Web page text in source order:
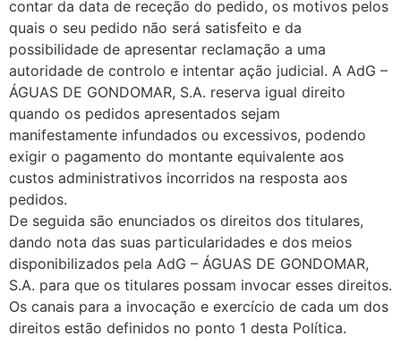
contar da data de receção do pedido, os motivos pelos
quais o seu pedido não será satisfeito e da
possibilidade de apresentar reclamação a uma
autoridade de controlo e intentar ação judicial. A AdG –
ÁGUAS DE GONDOMAR, S.A. reserva igual direito
quando os pedidos apresentados sejam
manifestamente infundados ou excessivos, podendo
exigir o pagamento do montante equivalente aos
custos administrativos incorridos na resposta aos
pedidos.
De seguida são enunciados os direitos dos titulares,
dando nota das suas particularidades e dos meios
disponibilizados pela AdG – ÁGUAS DE GONDOMAR,
S.A. para que os titulares possam invocar esses direitos.
Os canais para a invocação e exercício de cada um dos
direitos estão definidos no ponto 1 desta Política.